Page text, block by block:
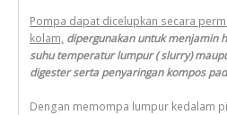
Pompa dapat dicelupkan secara
kolam, dipergunakan untuk menjamin
suhu temperatur lumpur ( slurry)
digester serta penyaringan kompos
Dengan memompa lumpur kedalam